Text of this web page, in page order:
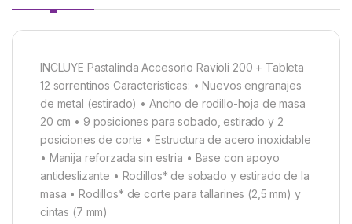
INCLUYE Pastalinda Accesorio Ravioli 200 + Tableta
12 sorrentinos Caracteristicas: • Nuevos engranajes
de metal (estirado) • Ancho de rodillo-hoja de masa
20 cm • 9 posiciones para sobado, estirado y 2
posiciones de corte • Estructura de acero inoxidable
• Manija reforzada sin estria • Base con apoyo
antideslizante • Rodillos* de sobado y estirado de la
masa • Rodillos* de corte para tallarines (2,5 mm) y
cintas (7 mm)